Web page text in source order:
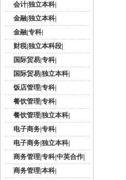
会计|独立本科|
金融|独立本科|
金融|专科|
财税|独立本科段|
国际贸易|专科|
国际贸易|独立本科|
饭店管理|专科|
餐饮管理|专科|
餐饮管理|独立本科|
电子商务|专科|
电子商务|独立本科|
商务管理|专科|中英合作|
商务管理|本科|